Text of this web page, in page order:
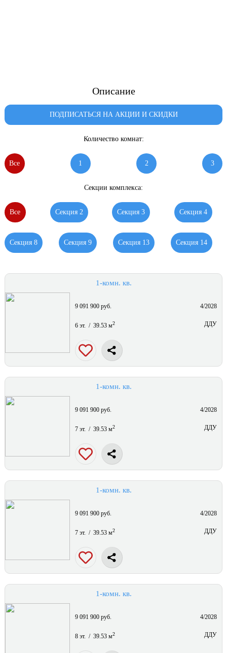
Описание
ПОДПИСАТЬСЯ НА АКЦИИ И СКИДКИ
Количество комнат:
Все 1 2 3
Секции комплекса:
Все Секция 2 Секция 3 Секция 4
Секция 8 Секция 9 Секция 13 Секция 14
1-комн. кв.
9 091 900 руб. 4/2028
6 эт. / 39.53 м2 ДДУ
1-комн. кв.
9 091 900 руб. 4/2028
7 эт. / 39.53 м2 ДДУ
1-комн. кв.
9 091 900 руб. 4/2028
7 эт. / 39.53 м2 ДДУ
1-комн. кв.
9 091 900 руб. 4/2028
8 эт. / 39.53 м2 ДДУ